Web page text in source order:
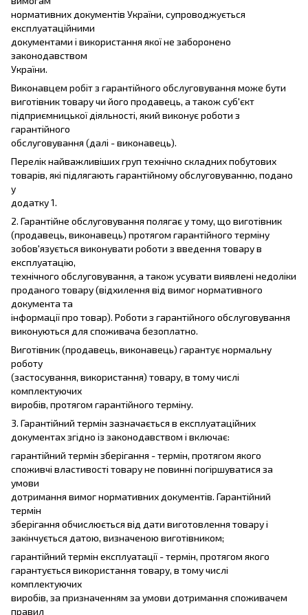
нормативних документів України, супроводжується
експлуатаційними
документами і використання якої не заборонено
законодавством
України.
Виконавцем робіт з гарантійного обслуговування може бути
виготівник товару чи його продавець, а також суб'єкт
підприємницької діяльності, який виконує роботи з
гарантійного
обслуговування (далі - виконавець).
Перелік найважливіших груп технічно складних побутових
товарів, які підлягають гарантійному обслуговуванню, подано
у
додатку 1.
2. Гарантійне обслуговування полягає у тому, що виготівник
(продавець, виконавець) протягом гарантійного терміну
зобов'язується виконувати роботи з введення товару в
експлуатацію,
технічного обслуговування, а також усувати виявлені недоліки
проданого товару (відхилення від вимог нормативного
документа та
інформації про товар). Роботи з гарантійного обслуговування
виконуються для споживача безоплатно.
Виготівник (продавець, виконавець) гарантує нормальну
роботу
(застосування, використання) товару, в тому числі
комплектуючих
виробів, протягом гарантійного терміну.
3. Гарантійний термін зазначається в експлуатаційних
документах згідно із законодавством і включає:
гарантійний термін зберігання - термін, протягом якого
споживчі властивості товару не повинні погіршуватися за
умови
дотримання вимог нормативних документів. Гарантійний
термін
зберігання обчислюється від дати виготовлення товару і
закінчується датою, визначеною виготівником;
гарантійний термін експлуатації - термін, протягом якого
гарантується використання товару, в тому числі
комплектуючих
виробів, за призначенням за умови дотримання споживачем
правил